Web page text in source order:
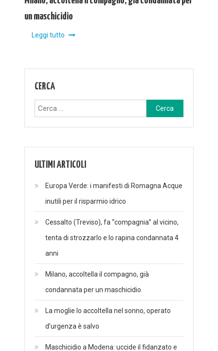
un maschicidio
Leggi tutto
CERCA
Ricerca
per:
ULTIMI ARTICOLI
Europa Verde: i manifesti di Romagna Acque
inutili per il risparmio idrico
Cessalto (Treviso), fa “compagnia” al vicino,
tenta di strozzarlo e lo rapina condannata 4
anni
Milano, accoltella il compagno, già
condannata per un maschicidio
La moglie lo accoltella nel sonno, operato
d’urgenza è salvo
Maschicidio a Modena: uccide il fidanzato e